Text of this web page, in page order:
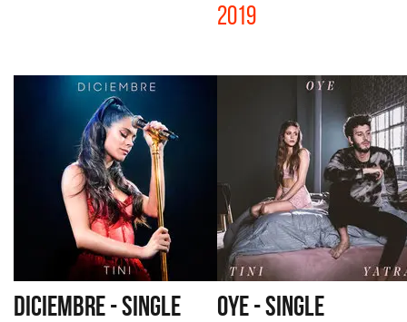
2019
DICIEMBRE - SINGLE OYE - SINGLE